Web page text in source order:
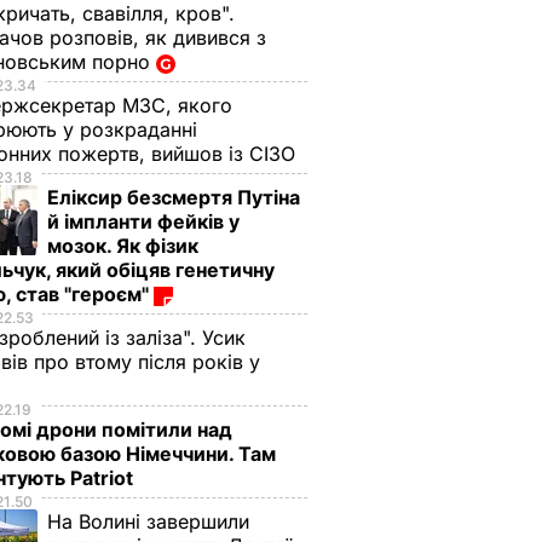
СБУ
Невідомі повідомили
про замінування
Київського
господарського
суду
21 серпня,
10.59
свавілля, кров".
розповів, як дивився з
порно
МЗС, якого
у розкраданні
пожертв, вийшов із СІЗО
Еліксир безсмертя Путіна
й імпланти фейків у
мозок. Як фізик
який обіцяв генетичну
став "героєм"
із заліза". Усик
про втому після років у
дрони помітили над
базою Німеччини. Там
Patriot
На Волині завершили